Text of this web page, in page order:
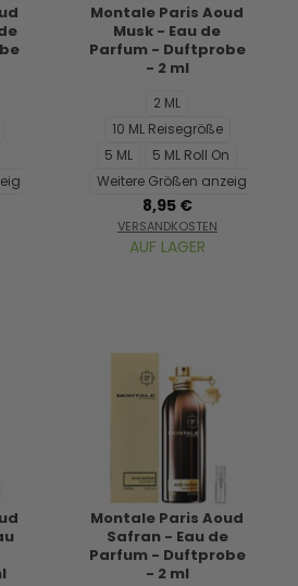
Montale Paris Aoud
Musk - Eau de
Parfum - Duftprobe
- 2 ml
2 ML
10 ML Reisegröße
5 ML
5 ML Roll On
Weitere Größen anzeigen...
8,95 €
VERSANDKOSTEN
AUF LAGER
Montale Paris Aoud
Safran - Eau de
Parfum - Duftprobe
- 2 ml